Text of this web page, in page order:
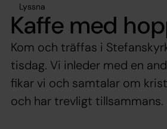
Lyssna
Kaffe med
Kom och träffas i
tisdag. Vi inleder med en
fikar vi och samtalar om
och har trevligt tillsammans.